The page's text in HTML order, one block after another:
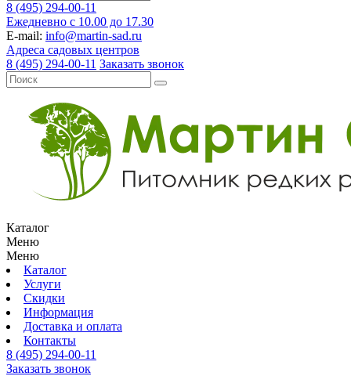
8 (495) 294-00-11
Ежедневно с 10.00 до 17.30
E-mail: info@martin-sad.ru
Адреса садовых центров
8 (495) 294-00-11 Заказать звонок
Каталог
Меню
Меню
Каталог
Услуги
Скидки
Информация
Доставка и оплата
Контакты
8 (495) 294-00-11
Заказать звонок